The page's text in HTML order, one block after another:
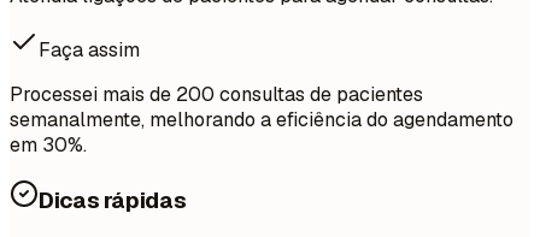
Faça assim
Processei mais de 200 consultas de pacientes
semanalmente, melhorando a eficiência do agendamento
em 30%.
Dicas rápidas